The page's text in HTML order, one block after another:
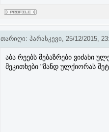
თარიღი: პარასკევი, 25/12/2015,
აბა რეებს მებაზრები ვიძახი
მეკითხები "მანდ ულქიორას